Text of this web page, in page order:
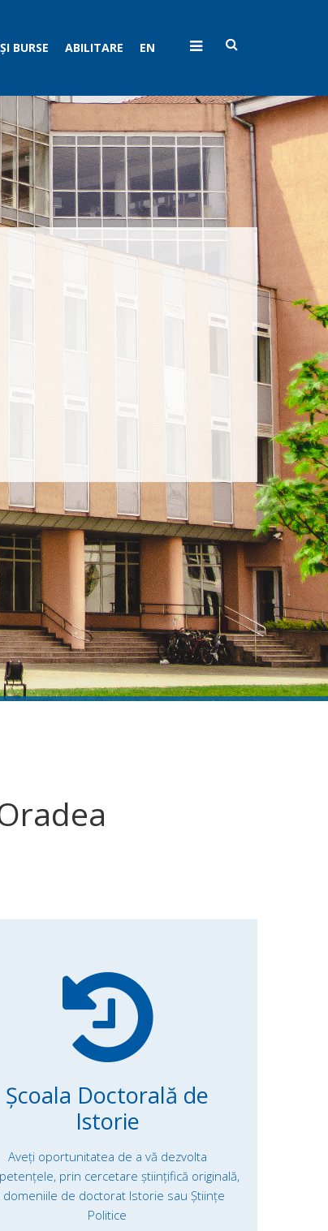
BURSE ABILITARE EN
Școala Doctorală de
Istorie
Aveți oportunitatea de a vă dezvolta
prin cercetare ştiinţifică originală,
domeniile de doctorat Istorie sau Științe
Politice